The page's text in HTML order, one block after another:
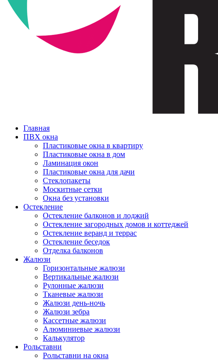
Главная
ПВХ окна
Пластиковые окна в квартиру
Пластиковые окна в дом
Ламинация окон
Пластиковые окна для дачи
Стеклопакеты
Москитные сетки
Окна без установки
Остекление
Остекление балконов и лоджий
Остекление загородных домов и коттеджей
Остекление веранд и террас
Остекление беседок
Отделка балконов
Жалюзи
Горизонтальные жалюзи
Вертикальные жалюзи
Рулонные жалюзи
Тканевые жалюзи
Жалюзи день-ночь
Жалюзи зебра
Кассетные жалюзи
Алюминиевые жалюзи
Калькулятор
Рольставни
Рольставни на окна